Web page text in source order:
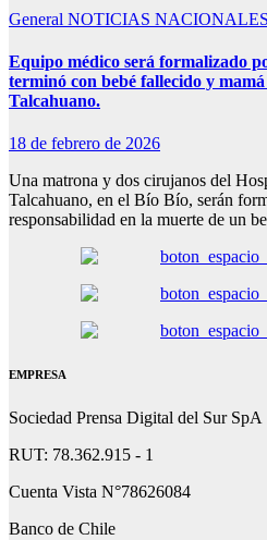
General NOTICIAS NACIONALES
Equipo médico será formalizado
terminó con bebé fallecido y
Talcahuano.
18 de febrero de 2026
Una matrona y dos cirujanos del
Talcahuano, en el Bío Bío, serán
responsabilidad en la muerte de un
EMPRESA
Sociedad Prensa Digital del Sur SpA
RUT: 78.362.915 - 1
Cuenta Vista N°78626084
Banco de Chile